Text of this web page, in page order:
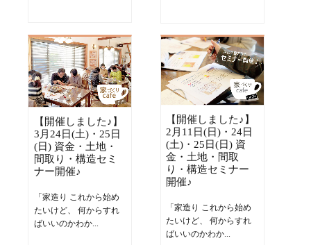
【開催しました♪】
3月24日(土)・25日
(日) 資金・土地・
間取り・構造セミ
ナー開催♪
「家造り これから始め
たいけど、 何からすれ
ばいいのかわか...
【開催しました♪】
2月11日(日)・24日
(土)・25日(日) 資
金・土地・間取
り・構造セミナー
開催♪
「家造り これから始め
たいけど、 何からすれ
ばいいのかわか...